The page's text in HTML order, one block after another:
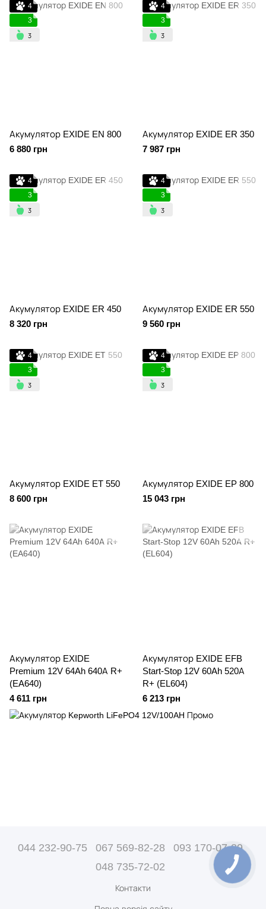
4
3
Акумулятор EXIDE EN 800
6 880 грн
4
3
Акумулятор EXIDE ER 350
7 987 грн
4
3
Акумулятор EXIDE ER 450
8 320 грн
4
3
Акумулятор EXIDE ER 550
9 560 грн
4
3
Акумулятор EXIDE ET 550
8 600 грн
4
3
Акумулятор EXIDE EP 800
15 043 грн
Акумулятор EXIDE
Premium 12V 64Ah 640А R+
(EA640)
4 611 грн
Акумулятор EXIDE EFB
Start-Stop 12V 60Ah 520А
R+ (EL604)
6 213 грн
044 232-90-75 067 569-82-28
093 170-07-89
048 735-72-02
Контакти